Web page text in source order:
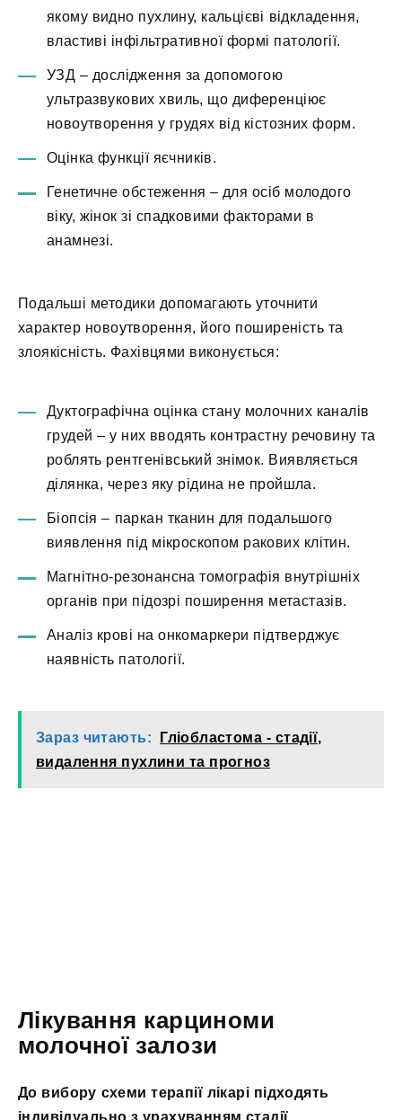
якому видно пухлину, кальцієві відкладення,
властиві інфільтративної формі патології.
УЗД – дослідження за допомогою
ультразвукових хвиль, що диференціює
новоутворення у грудях від кістозних форм.
Оцінка функції яєчників.
Генетичне обстеження – для осіб молодого
віку, жінок зі спадковими факторами в
анамнезі.
Подальші методики допомагають уточнити
характер новоутворення, його поширеність та
злоякісність. Фахівцями виконується:
Дуктографічна оцінка стану молочних каналів
грудей – у них вводять контрастну речовину та
роблять рентгенівський знімок. Виявляється
ділянка, через яку рідина не пройшла.
Біопсія – паркан тканин для подальшого
виявлення під мікроскопом ракових клітин.
Магнітно-резонансна томографія внутрішніх
органів при підозрі поширення метастазів.
Аналіз крові на онкомаркери підтверджує
наявність патології.
Зараз читають:
Гліобластома - стадії,
видалення пухлини та прогноз
Лікування карциноми
молочної залози
До вибору схеми терапії лікарі підходять